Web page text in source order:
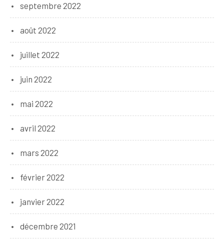
septembre 2022
août 2022
juillet 2022
juin 2022
mai 2022
avril 2022
mars 2022
février 2022
janvier 2022
décembre 2021